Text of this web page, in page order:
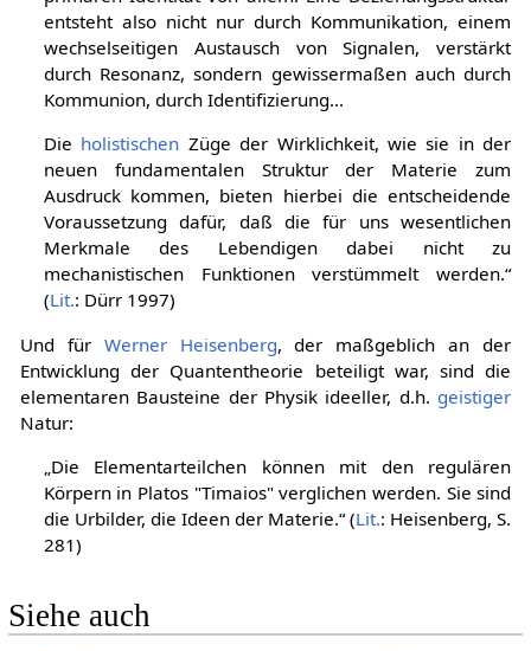
entsteht also nicht nur durch Kommunikation, einem
wechselseitigen Austausch von Signalen, verstärkt
durch Resonanz, sondern gewissermaßen auch durch
Kommunion, durch Identifizierung...
Die holistischen Züge der Wirklichkeit, wie sie in der
neuen fundamentalen Struktur der Materie zum
Ausdruck kommen, bieten hierbei die entscheidende
Voraussetzung dafür, daß die für uns wesentlichen
Merkmale des Lebendigen dabei nicht zu
mechanistischen Funktionen verstümmelt werden.“
(Lit.: Dürr 1997)
Und für Werner Heisenberg, der maßgeblich an der
Entwicklung der Quantentheorie beteiligt war, sind die
elementaren Bausteine der Physik ideeller, d.h. geistiger
Natur:
„Die Elementarteilchen können mit den regulären
Körpern in Platos "Timaios" verglichen werden. Sie sind
die Urbilder, die Ideen der Materie.“ (Lit.: Heisenberg, S.
281)
Siehe auch